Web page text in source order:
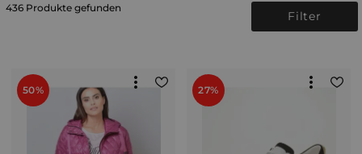
436 Produkte gefunden
Filter
50% 27%